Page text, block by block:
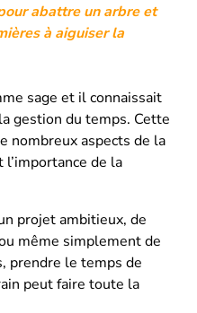
abattre un arbre et
à aiguiser la
sage et il connaissait
gestion du temps. Cette
nombreux aspects de la
de la
projet ambitieux, de
même simplement de
prendre le temps de
peut faire toute la